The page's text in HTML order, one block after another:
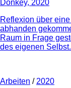
Donkey, 2020
Reflexion über
abhanden
Raum in Frage
des eigenen Selbst.
Arbeiten / 2020